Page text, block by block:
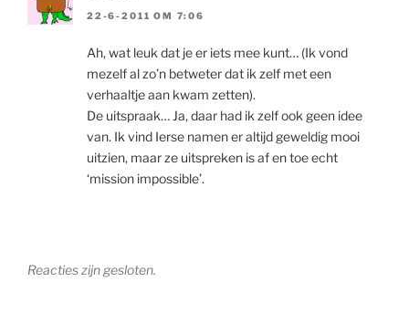
22-6-2011 OM 7:06
Ah, wat leuk dat je er iets mee kunt… (Ik vond
mezelf al zo’n betweter dat ik zelf met een
verhaaltje aan kwam zetten).
De uitspraak… Ja, daar had ik zelf ook geen idee
van. Ik vind Ierse namen er altijd geweldig mooi
uitzien, maar ze uitspreken is af en toe echt
‘mission impossible’.
Reacties zijn gesloten.